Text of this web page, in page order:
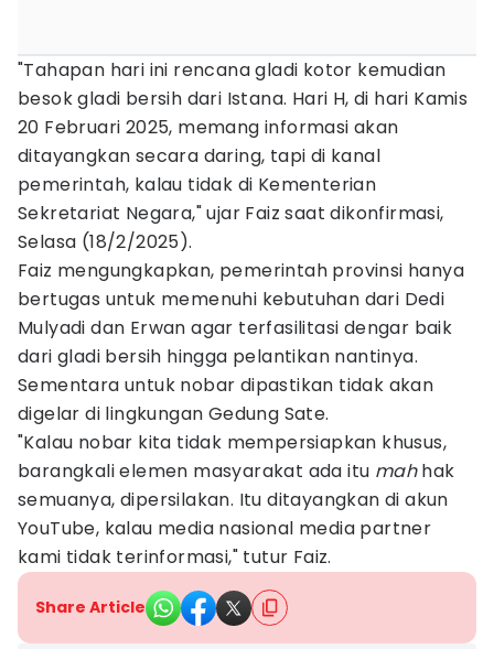
"Tahapan hari ini rencana gladi kotor kemudian
besok gladi bersih dari Istana. Hari H, di hari Kamis
20 Februari 2025, memang informasi akan
ditayangkan secara daring, tapi di kanal
pemerintah, kalau tidak di Kementerian
Sekretariat Negara," ujar Faiz saat dikonfirmasi,
Selasa (18/2/2025).
Faiz mengungkapkan, pemerintah provinsi hanya
bertugas untuk memenuhi kebutuhan dari Dedi
Mulyadi dan Erwan agar terfasilitasi dengar baik
dari gladi bersih hingga pelantikan nantinya.
Sementara untuk nobar dipastikan tidak akan
digelar di lingkungan Gedung Sate.
"Kalau nobar kita tidak mempersiapkan khusus,
barangkali elemen masyarakat ada itu mahhak
semuanya, dipersilakan. Itu ditayangkan di akun
YouTube, kalau media nasional media partner
kami tidak terinformasi," tutur Faiz.
Share Article